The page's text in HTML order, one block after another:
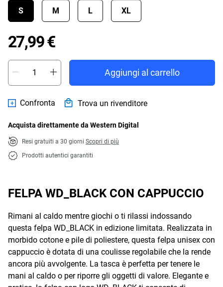
S M L XL
27,99 €Price 27,99 €
Aggiungi al carrello
Confronta Trova un rivenditore
Acquista direttamente da Western Digital
Resi gratuiti a 30 giorni Scopri di più
Prodotti autentici garantiti
FELPA WD_BLACK CON CAPPUCCIO
Rimani al caldo mentre giochi o ti rilassi indossando
questa felpa WD_BLACK in edizione limitata. Realizzata in
morbido cotone e pile di poliestere, questa felpa unisex con
cappuccio è dotata di una coulisse regolabile che la rende
ancora più avvolgente. La tasca è perfetta per tenere le
mani al caldo o per riporre gli oggetti di valore. Elegante e